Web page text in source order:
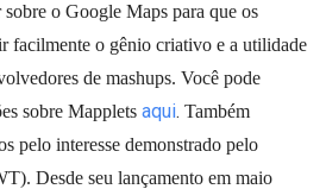
o Google Maps para que os
facilmente o gênio criativo e a utilidade
de mashups. Você pode
sobre Mapplets aqui. Também
pelo interesse demonstrado pelo
Desde seu lançamento em maio